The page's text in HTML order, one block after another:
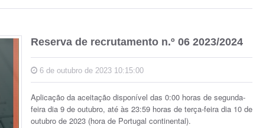
Reserva de recrutamento n.º 06 2023/2024
6 de outubro de 2023 10:15:00
Aplicação da aceitação disponível das 0:00 horas de segunda-
feira dia 9 de outubro, até às 23:59 horas de terça-feira dia 10 de
outubro de 2023 (hora de Portugal continental).